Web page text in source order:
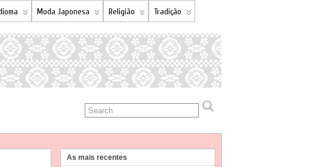
Moda Japonesa Religião Tradição
As mais recentes